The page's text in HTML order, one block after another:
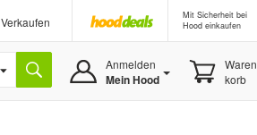
Verkaufen
Mit Sicherheit bei
Hood einkaufen
Anmelden
Mein Hood
korb